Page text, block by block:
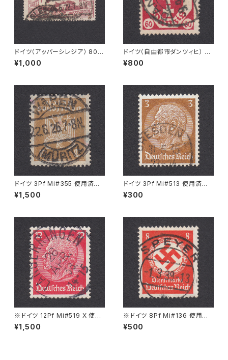
ドイツ（アッパーシレジア） 80P
f Mi#25 使用済み切手｜GLEI
WITZ 24.6.1922
¥1,000
ドイツ（自由都市ダンツィヒ） 60
Pf Mi#81 使用済み切手｜DA
NZIG 9.9.1921
¥800
ドイツ 3Pf Mi#355 使用済み
切手｜WAREN (MÜRITZ) 22.
6.1926
¥1,500
ドイツ 3Pf Mi#513 使用済み
切手｜DRESDEN 31.5.1935
¥300
※ドイツ 12Pf Mi#519 X 使用
済み切手｜LANGERRINGEN
26.APR.1938
¥1,500
※ドイツ 8Pf Mi#136 使用済
み切手｜SPEYER 1.3.1939
¥500